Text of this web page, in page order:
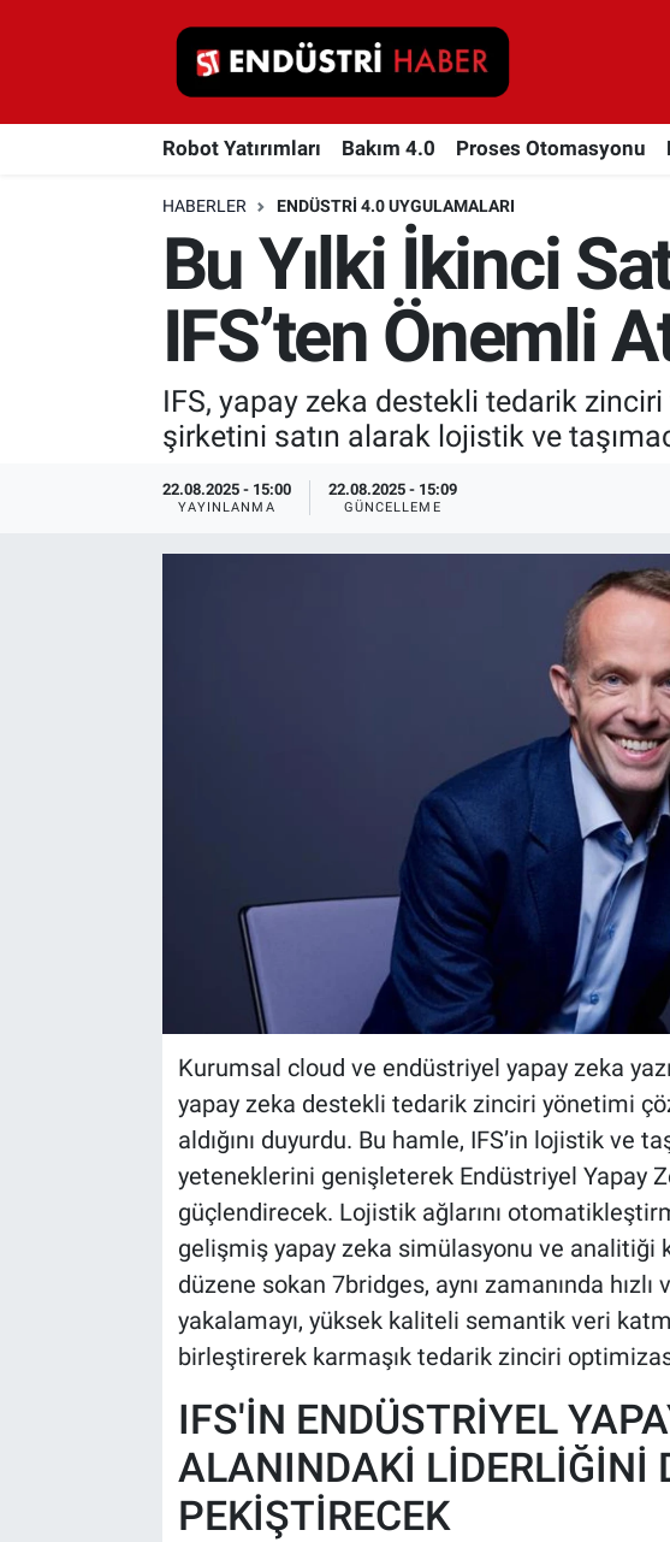
Robot Yatırımları Bakım 4.0 Proses Otomasyonu
HABERLER ENDÜSTRI 4.0 UYGULAMALARI
Bu Yılki İkinci
IFS’ten Önemli
IFS, yapay zeka destekli tedarik
şirketini satın alarak lojistik ve
22.08.2025 - 15:00
YAYINLANMA
22.08.2025 - 15:09
GÜNCELLEME
Kurumsal cloud ve endüstriyel yapay zeka
yapay zeka destekli tedarik zinciri yönetimi
aldığını duyurdu. Bu hamle, IFS’in lojistik ve
yeteneklerini genişleterek Endüstriyel Yapay
güçlendirecek. Lojistik ağlarını
gelişmiş yapay zeka simülasyonu ve
düzene sokan 7bridges, aynı zamanında
yakalamayı, yüksek kaliteli semantik veri
birleştirerek karmaşık tedarik zinciri
IFS'İN ENDÜSTRİYEL
ALANINDAKİ LİDERLİĞİNİ
PEKİŞTİRECEK
Robot Yatırımları
Proses Otomasyonu
Depolama Çözümleri
İnşaat ve Malzeme